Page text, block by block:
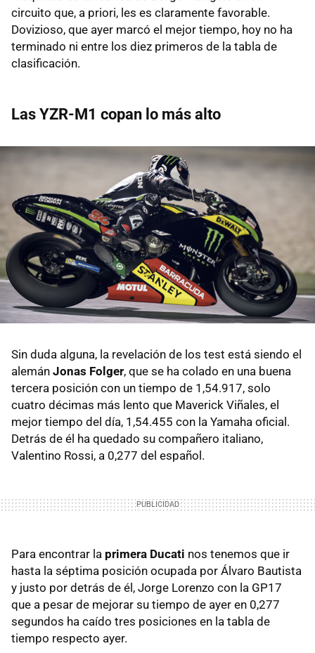
circuito que, a priori, les es claramente favorable.
Dovizioso, que ayer marcó el mejor tiempo, hoy no ha
terminado ni entre los diez primeros de la tabla de
clasificación.
Las YZR-M1 copan lo más alto
Sin duda alguna, la revelación de los test está siendo el
alemán Jonas Folger, que se ha colado en una buena
tercera posición con un tiempo de 1,54.917, solo
cuatro décimas más lento que Maverick Viñales, el
mejor tiempo del día, 1,54.455 con la Yamaha oficial.
Detrás de él ha quedado su compañero italiano,
Valentino Rossi, a 0,277 del español.
Para encontrar la primera Ducati nos tenemos que ir
hasta la séptima posición ocupada por Álvaro Bautista
y justo por detrás de él, Jorge Lorenzo con la GP17
que a pesar de mejorar su tiempo de ayer en 0,277
segundos ha caído tres posiciones en la tabla de
tiempo respecto ayer.